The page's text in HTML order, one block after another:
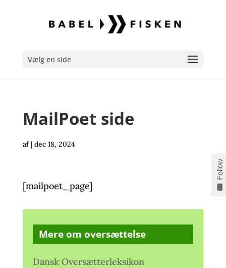
Vælg en side
MailPoet side
af | dec 18, 2024
[mailpoet_page]
Mere om oversættelse
Dansk Oversætterleksikon
Follow